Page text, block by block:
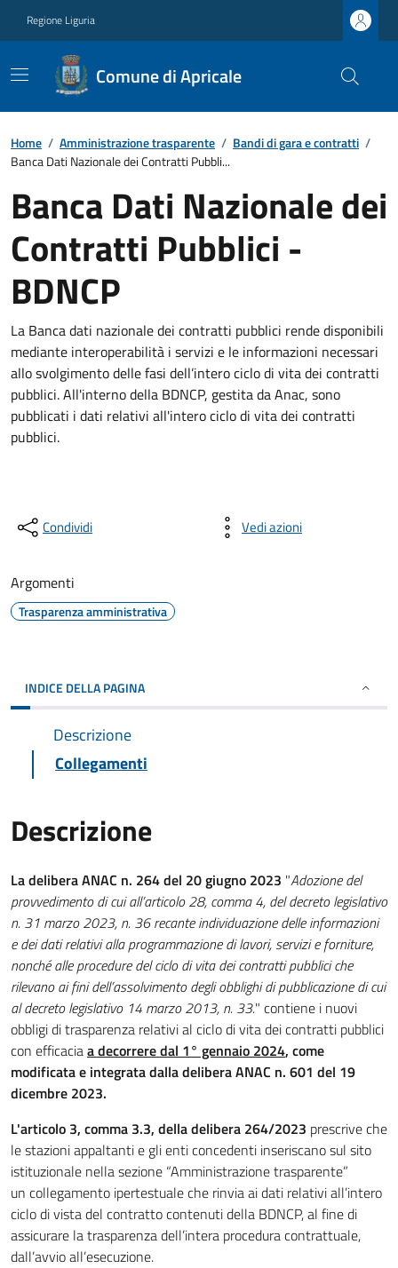
Regione Liguria
Comune di Apricale
Home / Amministrazione trasparente / Bandi di gara e contratti /
Banca Dati Nazionale dei Contratti Pubbli...
Banca Dati Nazionale dei
Contratti Pubblici -
BDNCP
La Banca dati nazionale dei contratti pubblici rende disponibili
mediante interoperabilità i servizi e le informazioni necessari
allo svolgimento delle fasi dell’intero ciclo di vita dei contratti
pubblici. All'interno della BDNCP, gestita da Anac, sono
pubblicati i dati relativi all'intero ciclo di vita dei contratti
pubblici.
Condividi Vedi azioni
Argomenti
Trasparenza amministrativa
INDICE DELLA PAGINA
Descrizione
Collegamenti
Descrizione
Ladelibera ANAC n. 264 del 20 giugno 2023 "Adozione del
provvedimento di cui all’articolo 28, comma 4, del decreto legislativo
n. 31 marzo 2023, n. 36 recante individuazione delle informazioni
e dei dati relativi alla programmazione di lavori, servizi e forniture,
nonché alle procedure del ciclo di vita dei contratti pubblici che
rilevano ai fini dell’assolvimento degli obblighi di pubblicazione di cui
al decreto legislativo 14 marzo 2013, n. 33." contiene i nuovi
obbligi di trasparenza relativi al ciclo di vita dei contratti pubblici
con efficaciaa decorrere dal 1° gennaio 2024, come
modificata e integrata dalladelibera ANAC n. 601 del 19
dicembre 2023.
L'articolo 3, comma 3.3, della delibera 264/2023 prescrive che
le stazioni appaltanti e gli enti concedenti inseriscano sul sito
istituzionale nella sezione “Amministrazione trasparente”
un collegamento ipertestuale che rinvia ai dati relativi all’intero
ciclo di vista del contratto contenuti della BDNCP, al fine di
assicurare la trasparenza dell’intera procedura contrattuale,
dall’avvio all’esecuzione.